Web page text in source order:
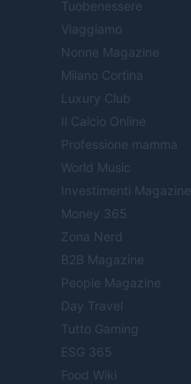
Tuobenessere
Viaggiamo
Nonne Magazine
Milano Cortina
Luxury Club
Il Calcio Online
Professione mamma
World Music
Investimenti Magazine
Money 365
Zona Nerd
B2B Magazine
People Magazine
Day Travel
Tutto Gaming
ESG 365
Food Wiki